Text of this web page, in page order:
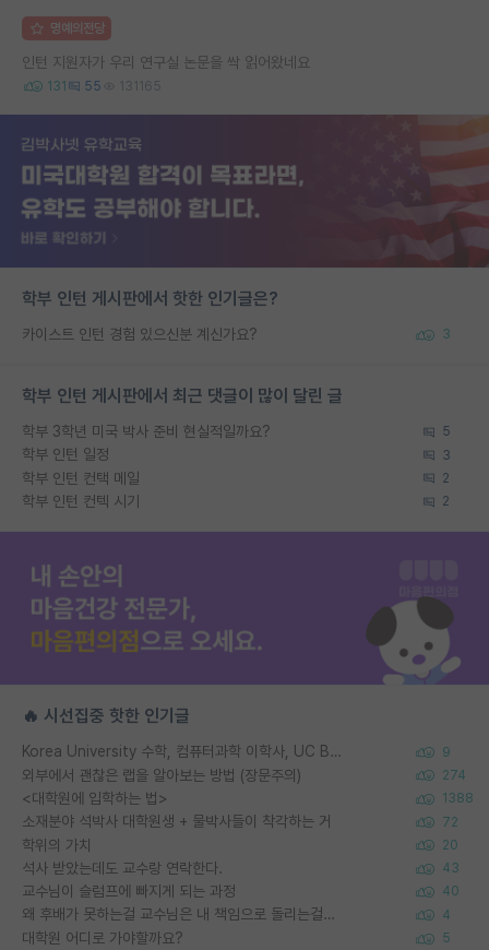
명예의전당
인턴 지원자가 우리 연구실 논문을 싹 읽어왔네요
131 55 131165
학부 인턴 게시판에서 핫한 인기글은?
카이스트 인턴 경험 있으신분 계신가요? 3
학부 인턴 게시판에서 최근 댓글이 많이 달린 글
학부 3학년 미국 박사 준비 현실적일까요? 5
학부 인턴 일정 3
학부 인턴 컨택 메일 2
학부 인턴 컨텍 시기 2
🔥 시선집중 핫한 인기글
Korea University 수학, 컴퓨터과학 이학사, UC Berkeley 산업공학 대학원 공학박사가 되는 것은 쉽지 않겠죠? 9
외부에서 괜찮은 랩을 알아보는 방법 (장문주의) 274
<대학원에 입학하는 법> 1388
소재분야 석박사 대학원생 + 물박사들이 착각하는 거 72
학위의 가치 20
석사 받았는데도 교수랑 연락한다. 43
교수님이 슬럼프에 빠지게 되는 과정 40
왜 후배가 못하는걸 교수님은 내 책임으로 돌리는걸까요? 4
대학원 어디로 가야할까요? 5